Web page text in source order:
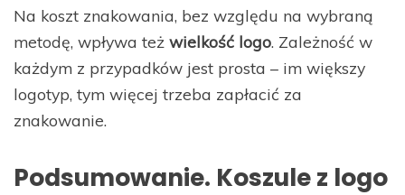
Na koszt znakowania, bez względu na wybraną
metodę, wpływa też wielkość logo. Zależność w
każdym z przypadków jest prosta – im większy
logotyp, tym więcej trzeba zapłacić za
znakowanie.
Podsumowanie. Koszule z logo